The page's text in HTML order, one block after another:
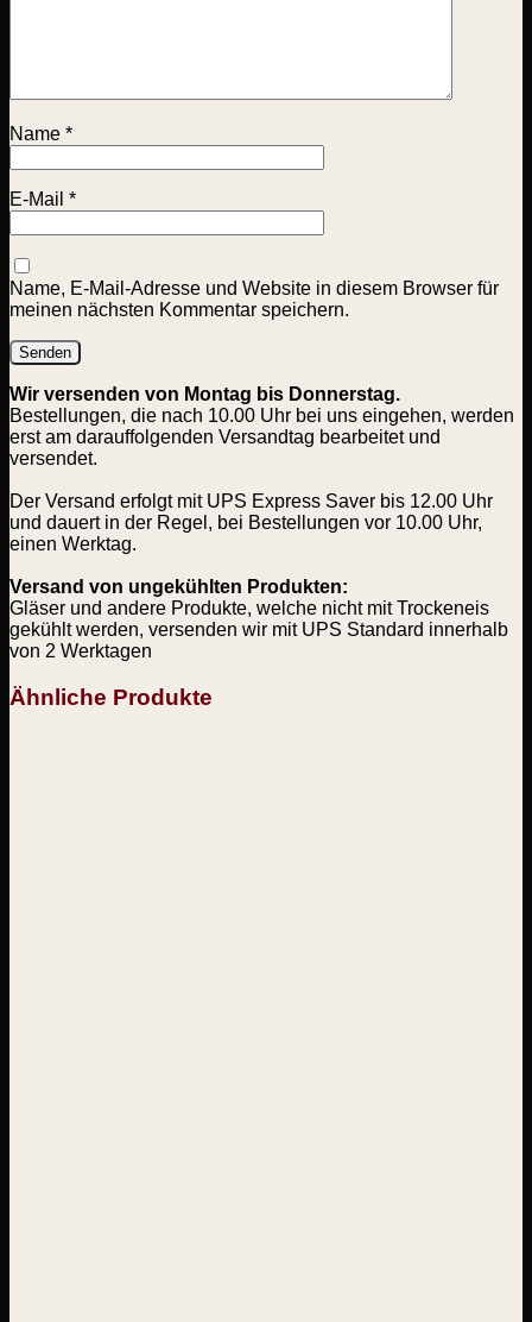
Name *
E-Mail *
Name, E-Mail-Adresse und Website in diesem Browser für
meinen nächsten Kommentar speichern.
Wir versenden von Montag bis Donnerstag.
Bestellungen, die nach 10.00 Uhr bei uns eingehen, werden
erst am darauffolgenden Versandtag bearbeitet und
versendet.
Der Versand erfolgt mit UPS Express Saver bis 12.00 Uhr
und dauert in der Regel, bei Bestellungen vor 10.00 Uhr,
einen Werktag.
Versand von ungekühlten Produkten:
Gläser und andere Produkte, welche nicht mit Trockeneis
gekühlt werden, versenden wir mit UPS Standard innerhalb
von 2 Werktagen
Ähnliche Produkte